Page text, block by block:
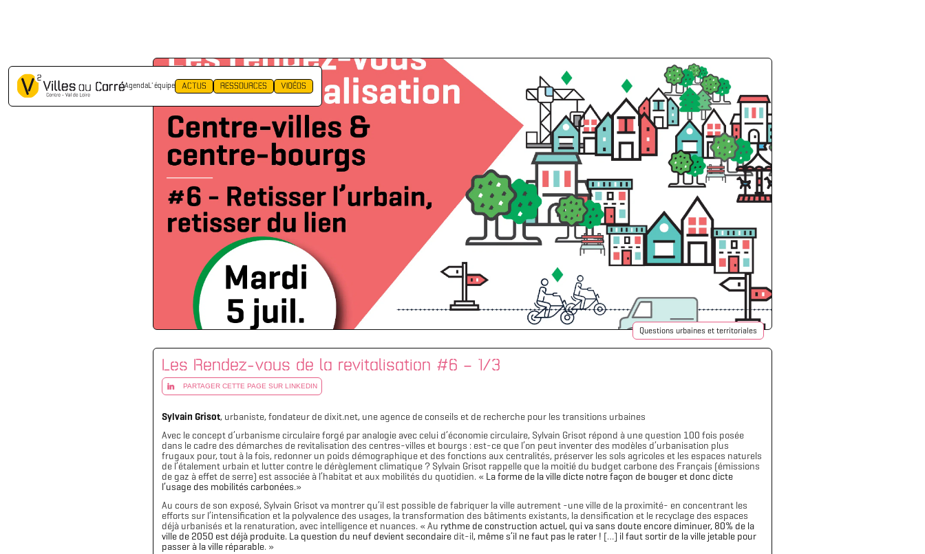
AgendaL' équipe ACTUS RESSOURCES VIDÉOS
Questions urbaines et territoriales
Les Rendez-vous de la revitalisation #6 – 1/3
PARTAGER CETTE PAGE SUR LINKEDIN
Sylvain Grisot, urbaniste, fondateur de dixit.net, une agence de conseils et de recherche pour les transitions urbaines
Avec le concept d’urbanisme circulaire forgé par analogie avec celui d’économie circulaire, Sylvain Grisot répond à une question 100 fois posée
dans le cadre des démarches de revitalisation des centres-villes et bourgs : est-ce que l’on peut inventer des modèles d’urbanisation plus
frugaux pour, tout à la fois, redonner un poids démographique et des fonctions aux centralités, préserver les sols agricoles et les espaces naturels
de l’étalement urbain et lutter contre le dérèglement climatique ? Sylvain Grisot rappelle que la moitié du budget carbone des Français (émissions
de gaz à effet de serre) est associée à l’habitat et aux mobilités du quotidien. « La forme de la ville dicte notre façon de bouger et donc dicte
l’usage des mobilités carbonées.»
Au cours de son exposé, Sylvain Grisot va montrer qu’il est possible de fabriquer la ville autrement -une ville de la proximité- en concentrant les
efforts sur l’intensification et la polyvalence des usages, la transformation des bâtiments existants, la densification et le recyclage des espaces
déjà urbanisés et la renaturation, avec intelligence et nuances. « Au rythme de construction actuel, qui va sans doute encore diminuer, 80% de la
ville de 2050 est déjà produite. La question du neuf devient secondaire dit-il, même s’il ne faut pas le rater ! […] il faut sortir de la ville jetable pour
passer à la ville réparable. »